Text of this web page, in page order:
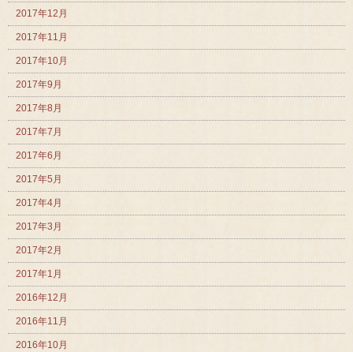
2017年12月
2017年11月
2017年10月
2017年9月
2017年8月
2017年7月
2017年6月
2017年5月
2017年4月
2017年3月
2017年2月
2017年1月
2016年12月
2016年11月
2016年10月